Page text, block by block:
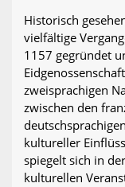
Historisch
vielfältige
1157 gegründet
zweisprachigen
zwischen den
kultureller
spiegelt sich in
kulturellen